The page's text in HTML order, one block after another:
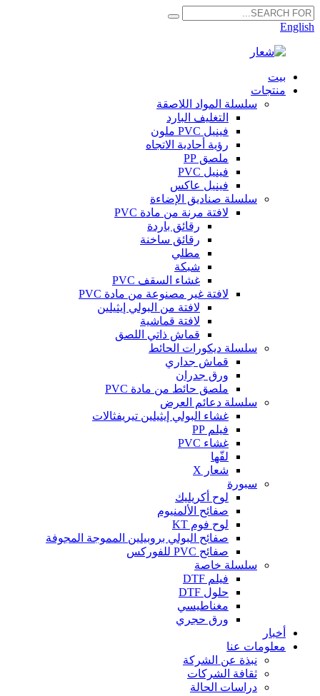
English
بيت
منتجات
سلسلة المواد اللاصقة
التغليف البارد
فينيل PVC ملون
رؤية أحادية الاتجاه
ملصق PP
فينيل PVC
فينيل عاكس
سلسلة صناديق الإضاءة
لافتة مرنة من مادة PVC
رقائق باردة
رقائق ساخنة
مطلي
شبكة
غشاء السقف PVC
لافتة غير مصنوعة من مادة PVC
لافتة من البولي إيثيلين
لافتة قماشية
قماش ذاتي اللصق
سلسلة ديكورات الحائط
قماش جداري
ورق جدران
ملصق حائط من مادة PVC
سلسلة دعائم العرض
غشاء البولي إيثيلين تيريفثالات
فيلم PP
غشاء PVC
لفّها
شعار X
سبورة
لوح أكريليك
صفائح الألمنيوم
لوح فوم KT
صفائح البولي بروبيلين المموجة المجوفة
صفائح PVC للفوركس
سلسلة خاصة
فيلم DTF
حلول DTF
مغناطيسي
ورق حجري
أخبار
معلومات عنا
نبذة عن الشركة
ثقافة الشركات
دراسات الحالة